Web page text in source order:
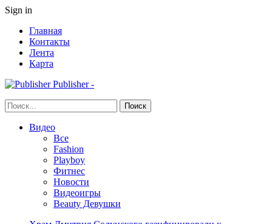
Sign in
Главная
Контакты
Лента
Карта
Publisher -
Видео
Все
Fashion
Playboy
Фитнес
Новости
Видеоигры
Beauty Девушки